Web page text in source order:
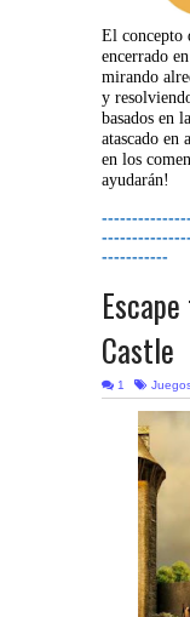
El concepto
encerrado
mirando
y
basados en la
atascado en
en los
ayudarán!
-----------
Castle
1